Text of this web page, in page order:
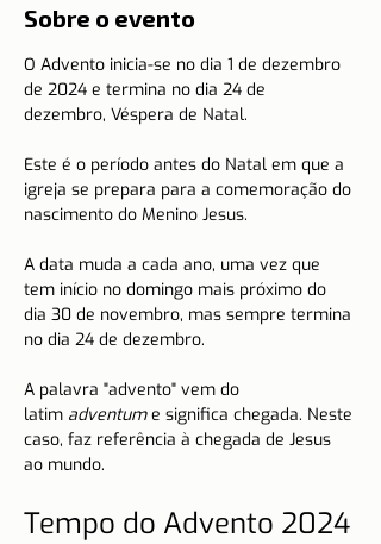
Sobre o evento
O Advento inicia-se no dia 1 de dezembro
de 2024 e termina no dia 24 de
dezembro, Véspera de Natal.
Este é o período antes do Natal em que a
igreja se prepara para a comemoração do
nascimento do Menino Jesus.
A data muda a cada ano, uma vez que
tem início no domingo mais próximo do
dia 30 de novembro, mas sempre termina
no dia 24 de dezembro.
A palavra "advento" vem do
latim adventum e significa chegada. Neste
caso, faz referência à chegada de Jesus
ao mundo.
Tempo do Advento 2024